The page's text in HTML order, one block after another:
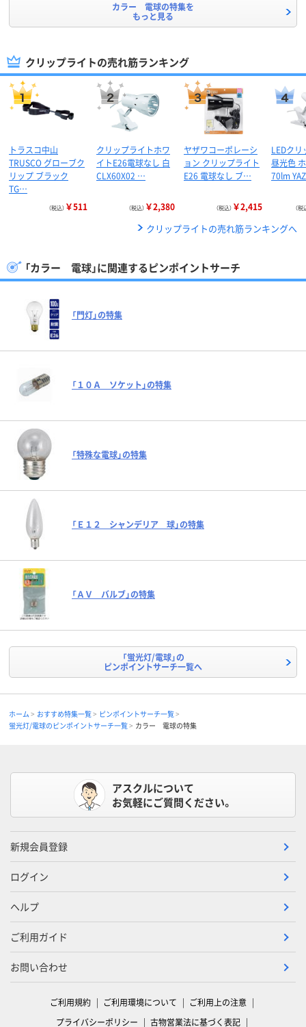
カラー 電球の特集を
もっと見る
クリップライトの売れ筋ランキング
トラスコ中山
TRUSCO グローブク
リップ ブラック
TG…
（税込） ￥511
クリップライトホワ
イトE26電球なし 白
CLX60X02 …
（税込） ￥2,380
ヤザワコーポレーシ
ョン クリップライト
E26 電球なし ブ…
（税込） ￥2,415
LEDクリ
昼光色
70lm
（税
クリップライトの売れ筋ランキングへ
「カラー 電球」に関連するピンポイントサーチ
「門灯」の特集
「１０Ａ ソケット」の特集
「特殊な電球」の特集
「Ｅ１２ シャンデリア 球」の特集
「ＡＶ バルブ」の特集
「蛍光灯/電球」の
ピンポイントサーチ一覧へ
ホーム おすすめ特集一覧
ピンポイントサーチ一覧
蛍光灯/電球のピンポイントサーチ一覧
カラー 電球の特集
アスクルについて
お気軽にご質問ください。
新規会員登録
ログイン
ヘルプ
ご利用ガイド
お問い合わせ
ご利用規約 ご利用環境について
ご利用上の注意
プライバシーポリシー
古物営業法に基づく表記